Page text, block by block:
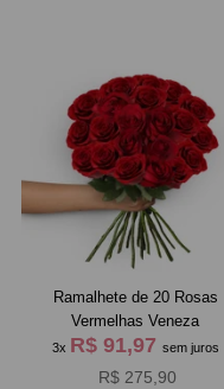
Ramalhete de 20 Rosas
Vermelhas Veneza
3x R$ 91,97 sem juros
R$ 275,90